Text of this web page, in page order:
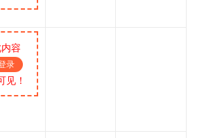
容
录
见！